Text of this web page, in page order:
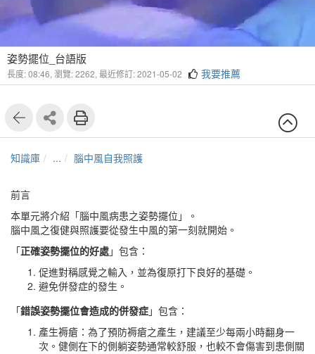
姿勢擺位_台語版
長度: 08:46, 瀏覽: 2262, 最近修訂: 2021-05-02 我要推薦
知識庫 ... 腦中風自我照護
前言
本單元將介紹「腦中風病患之姿勢擺位」。
腦中風之復健與照護要從發生中風的第一刻就開始。
「正確姿勢擺位的好處」包含：
促進對稱感覺之輸入，並為復原打下良好的基礎。
避免併發症的發生。
「錯誤姿勢擺位會造成的併發症」包含：
產生褥瘡：為了預防褥瘡之產生，建議至少每兩小時翻身一
次。健側在下的側躺姿勢通常較舒服，也較不會傷害到患側關